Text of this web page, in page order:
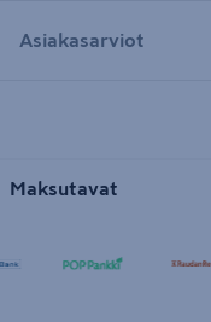
Asiakasarviot
Maksutavat